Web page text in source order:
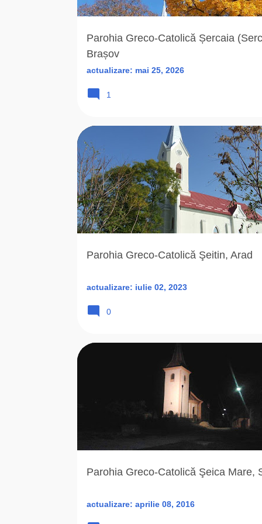
r
Parohia Greco-Catolică Șercaia
Brașov
actualizare: mai 25, 2026
1
Parohia Greco-Catolică Şeitin, Arad
actualizare: iulie 02, 2023
1872 BISERICA ROMANA UNITA
0
Parohia Greco-Catolică Şeica Mare,
actualizare: aprilie 08, 2016
BISERICA ROMANA UNITA